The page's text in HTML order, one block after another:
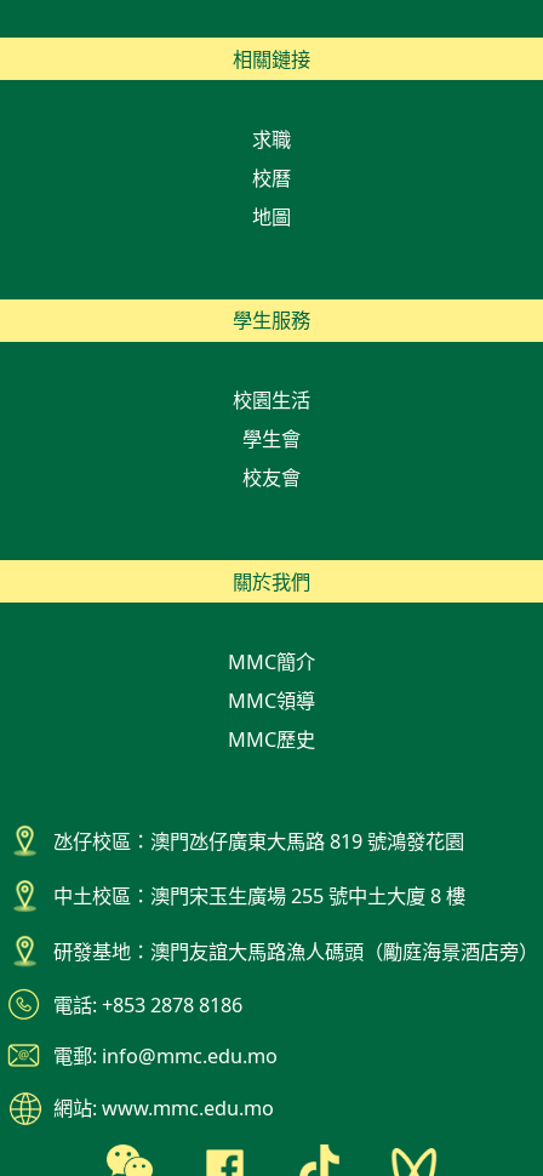
相關鏈接
求職
校曆
地圖
學生服務
校園生活
學生會
校友會
關於我們
MMC簡介
MMC領導
MMC歷史
氹仔校區：澳門氹仔廣東大馬路 819 號鴻發花園
中土校區：澳門宋玉生廣場 255 號中土大廈 8 樓
研發基地：澳門友誼大馬路漁人碼頭（勵庭海景酒店旁）
電話: +853 2878 8186
電郵: info@mmc.edu.mo
網站: www.mmc.edu.mo